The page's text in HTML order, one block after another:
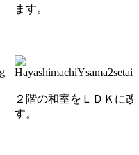
ます。
２階の和室をＬＤＫに
す。